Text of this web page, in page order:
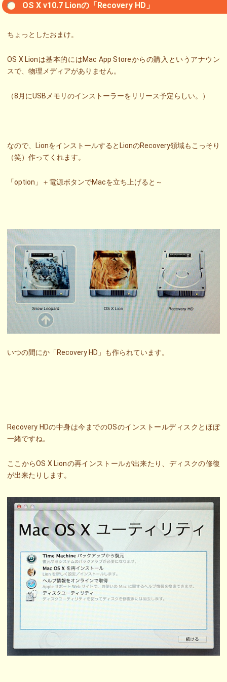
OS X v10.7 Lionの「Recovery HD」
ちょっとしたおまけ。
OS X Lionは基本的にはMac App Storeからの購入というアナウン
スで、物理メディアがありません。
（8月にUSBメモリのインストーラーをリリース予定らしい。）
なので、LionをインストールするとLionのRecovery領域もこっそり
（笑）作ってくれます。
「option」＋電源ボタンでMacを立ち上げると～
いつの間にか「Recovery HD」も作られています。
Recovery HDの中身は今までのOSのインストールディスクとほぼ
一緒ですね。
ここからOS X Lionの再インストールが出来たり、ディスクの修復
が出来たりします。